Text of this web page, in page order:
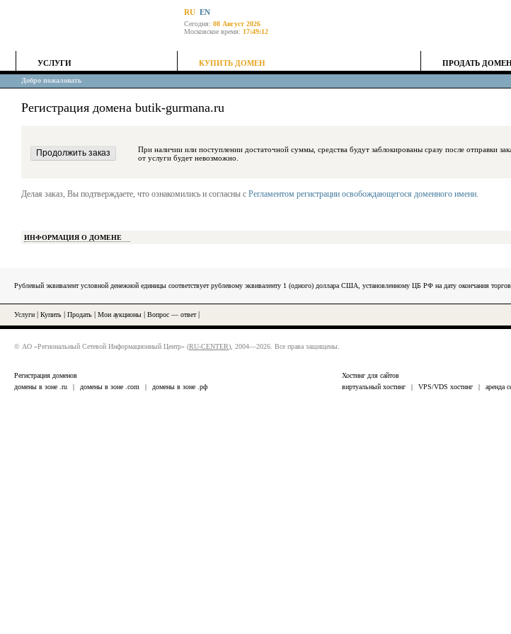
RU EN
Сегодня: 08 Август 2026
Московское время: 17:49:12
УСЛУГИ КУПИТЬ ДОМЕН ПРОДАТЬ
Добро пожаловать
Регистрация домена butik-gurmana.ru
При наличии или поступлении достаточной суммы, средства будут заблокированы сразу после отправки заказа. После блокировки средств
от услуги будет невозможно.
Делая заказ, Вы подтверждаете, что ознакомились и согласны с Регламентом регистрации освобождающегося доменного имени.
ИНФОРМАЦИЯ О ДОМЕНЕ
Рублевый эквивалент условной денежной единицы соответствует рублевому эквиваленту 1 (одного) доллара США, установленному ЦБ РФ на дату окончания
Услуги Купить Продать Мои аукционы Вопрос — ответ|
© АО «Региональный Сетевой Информационный Центр» (RU-CENTER), 2004—2026. Все права защищены.
Регистрация доменов
домены в зоне .ru
| домены в зоне .com | домены в зоне .рф
Хостинг для сайтов
виртуальный хостинг
| VPS/VDS хостинг | аренда